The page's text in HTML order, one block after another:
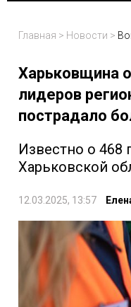
Главная > Новости >
Харьковщина
лидеров
пострадало
Известно о 468
Харьковской
12.03.2025, 13:57